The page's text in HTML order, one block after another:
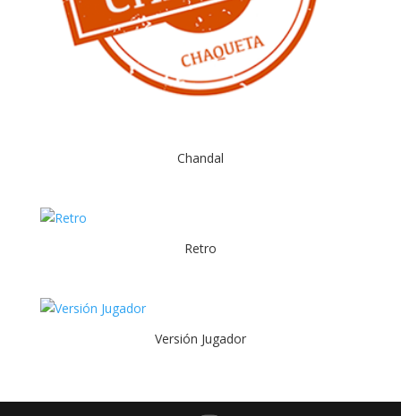
Chandal
Retro
Versión Jugador